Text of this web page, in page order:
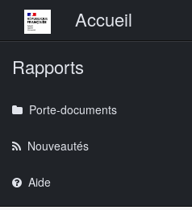
Menu principalAccueil
Rapports
Porte-documents
Nouveautés
Aide